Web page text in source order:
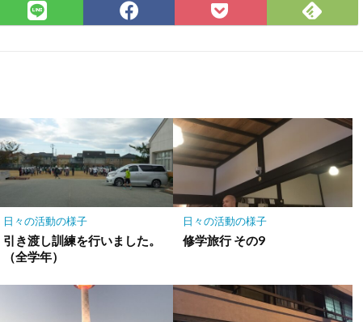
LINE
で
Facebook
で
Pocket
に
Feedly
で
日々の活動の様子
引き渡し訓練を行いました。
（全学年）
日々の活動の様子
修学旅行 その9